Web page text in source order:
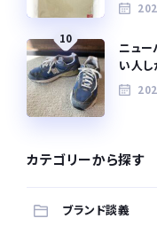
10
ニュー
い人
カテゴリーから探す
ブランド談義